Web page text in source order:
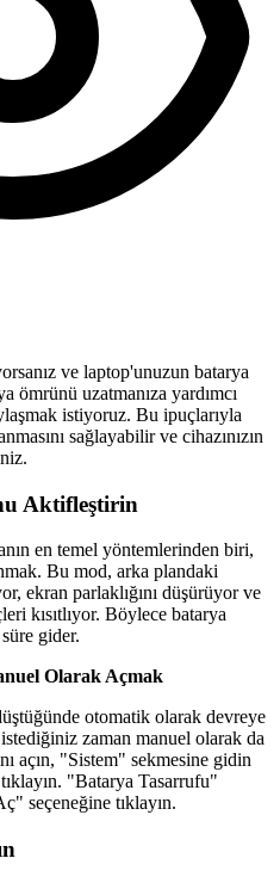
ve laptop'unuzun batarya
ömrünü uzatmanıza yardımcı
istiyoruz. Bu ipuçlarıyla
sağlayabilir ve cihazınızın
Aktifleştirin
en temel yöntemlerinden biri,
Bu mod, arka plandaki
ekran parlaklığını düşürüyor ve
kısıtlıyor. Böylece batarya
gider.
Olarak Açmak
otomatik olarak devreye
zaman manuel olarak da
açın, "Sistem" sekmesine gidin
"Batarya Tasarrufu"
seçeneğine tıklayın.